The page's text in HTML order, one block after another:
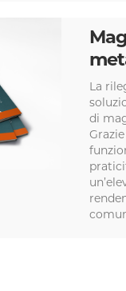
La
di